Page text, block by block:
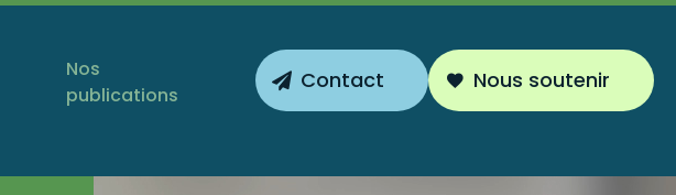
Nos
publications
Contact Nous soutenir